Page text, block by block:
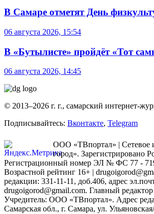
В Самаре отметят День
06 августа 2026, 15:54
В «Бутылисте» пройдёт «Тот
06 августа 2026, 14:45
© 2013–2026 г. г., самарский интернет-
Подписывайтесь: Вконтакте, Telegram
ООО «ТВпортал» | Сетевое
город». Зарегистрировано
Регистрационный номер ЭЛ № ФС 77 -
Возрастной рейтинг 16+ |
редакции: 331-11-11, доб.406, адрес
drugoigorod@gmail.com. Главный
Учредитель: ООО «ТВпортал». Адрес
Самарская обл., г. Самара, ул.